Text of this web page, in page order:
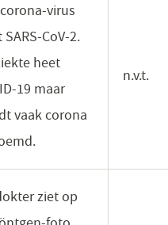
virus
SARS-CoV-2.
heet
19 maar
vaak corona
n.v.t.
ziet op